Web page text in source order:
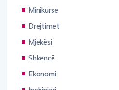
Minikurse
Drejtimet
Mjekësi
Shkencë
Ekonomi